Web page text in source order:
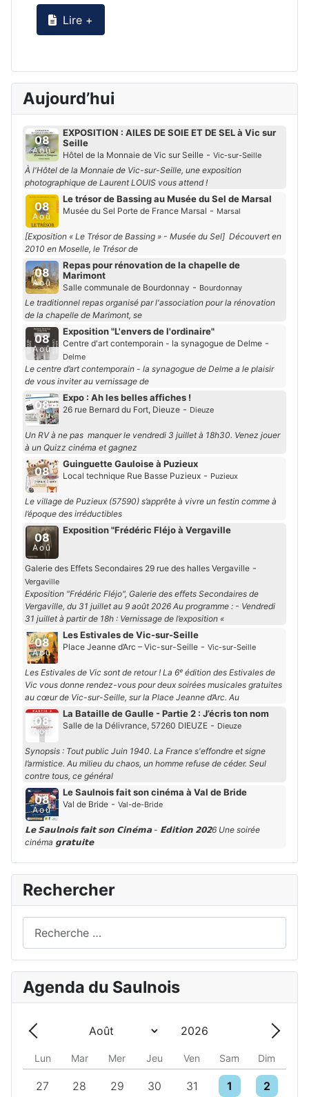
Lire +
Aujourd’hui
08
Aoû
EXPOSITION : AILES DE SOIE ET DE SEL à Vic sur
Seille
Hôtel de la Monnaie de Vic sur Seille - Vic-sur-Seille
À l'Hôtel de la Monnaie de Vic-sur-Seille, une exposition
photographique de Laurent LOUIS vous attend !
08
Aoû
Le trésor de Bassing au Musée du Sel de Marsal
Musée du Sel Porte de France Marsal - Marsal
[Exposition « Le Trésor de Bassing » - Musée du Sel] Découvert en
2010 en Moselle, le Trésor de
08
Aoû
Repas pour rénovation de la chapelle de
Marimont
Salle communale de Bourdonnay - Bourdonnay
Le traditionnel repas organisé par l'association pour la rénovation
de la chapelle de Marimont, se
08
Aoû
Exposition "L'envers de l'ordinaire"
Centre d'art contemporain - la synagogue de Delme -
Delme
Le centre d’art contemporain - la synagogue de Delme a le plaisir
de vous inviter au vernissage de
08
Aoû
Expo : Ah les belles affiches !
26 rue Bernard du Fort, Dieuze - Dieuze
Un RV à ne pas manquer le vendredi 3 juillet à 18h30. Venez jouer
à un Quizz cinéma et gagnez
08
Aoû
Guinguette Gauloise à Puzieux
Local technique Rue Basse Puzieux - Puzieux
Le village de Puzieux (57590) s’apprête à vivre un festin comme à
l’époque des irréductibles
08
Aoû
Exposition "Frédéric Fléjo à Vergaville
Galerie des Effets Secondaires 29 rue des halles Vergaville -
Vergaville
Exposition "Frédéric Fléjo", Galerie des effets Secondaires de
Vergaville, du 31 juillet au 9 août 2026 Au programme : - Vendredi
31 juillet à partir de 18h : Vernissage de l’exposition «
08
Aoû
Les Estivales de Vic-sur-Seille
Place Jeanne d’Arc – Vic-sur-Seille - Vic-sur-Seille
Les Estivales de Vic sont de retour ! La 6ᵉ édition des Estivales de
Vic vous donne rendez-vous pour deux soirées musicales gratuites
au cœur de Vic-sur-Seille, sur la Place Jeanne d’Arc. Au
08
Aoû
La Bataille de Gaulle - Partie 2 : J’écris ton nom
Salle de la Délivrance, 57260 DIEUZE - Dieuze
Synopsis : Tout public Juin 1940. La France s'effondre et signe
l’armistice. Au milieu du chaos, un homme refuse de céder. Seul
contre tous, ce général
08
Aoû
Le Saulnois fait son cinéma à Val de Bride
Val de Bride - Val-de-Bride
𝗟𝗲 𝗦𝗮𝘂𝗹𝗻𝗼𝗶𝘀 𝗳𝗮𝗶𝘁 𝘀𝗼𝗻 𝗖𝗶𝗻𝗲́𝗺𝗮 - 𝗘́𝗱𝗶𝘁𝗶𝗼𝗻 𝟮𝟬𝟮6 Une soirée
cinéma 𝗴𝗿𝗮𝘁𝘂𝗶𝘁𝗲
Rechercher
Agenda du Saulnois
Précédent - Mois
Mois
Année
Lun Mar Mer Jeu Ven Sam Dim
27
Un évènement
28
5 évènements
29
5 évènements
30
6 évènements
31
10 évènements
1
9 évènements
2
6